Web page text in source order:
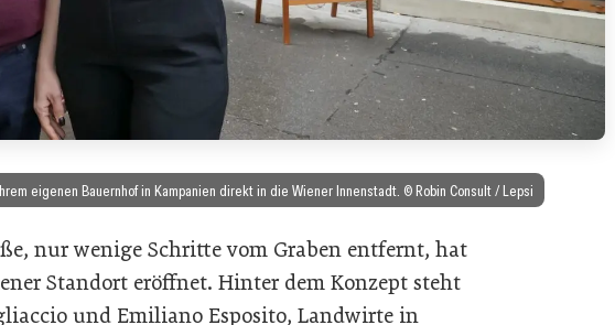
eigenen Bauernhof in Kampanien direkt in die Wiener Innenstadt. © Robin Consult / Lepsi
nur wenige Schritte vom Graben entfernt, hat
Standort eröffnet. Hinter dem Konzept steht
und Emiliano Esposito, Landwirte in